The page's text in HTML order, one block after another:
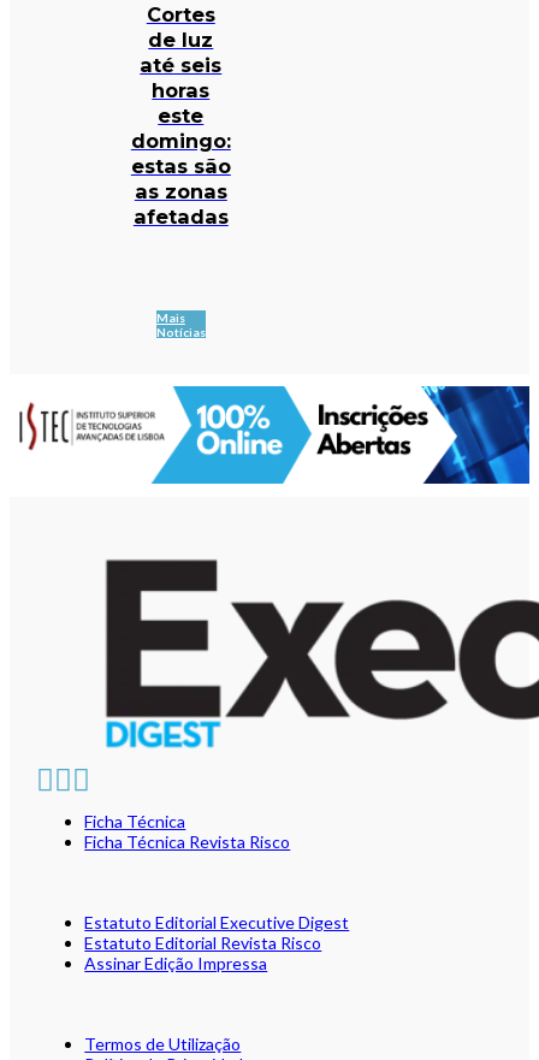
Cortes
de luz
até seis
horas
este
domingo:
estas são
as zonas
afetadas
Mais
Notícias
Ficha Técnica
Ficha Técnica Revista Risco
Estatuto Editorial Executive Digest
Estatuto Editorial Revista Risco
Assinar Edição Impressa
Termos de Utilização